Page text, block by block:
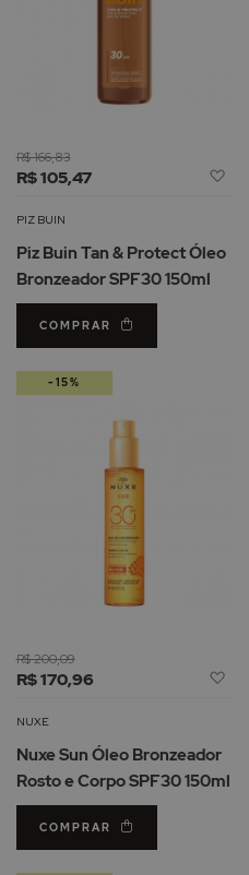
Adicionar
Lista
Desejos
R$ 105,47
R$ 166,83
PIZ BUIN
Piz Buin Tan & Protect Óleo
Bronzeador SPF30 150ml
COMPRAR
Adicionar
Lista
Desejos
R$ 170,96
R$ 200,09
NUXE
Nuxe Sun Óleo Bronzeador
Rosto e Corpo SPF30 150ml
COMPRAR
-15%